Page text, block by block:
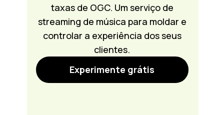
taxas de OGC. Um serviço de
streaming de música para moldar e
controlar a experiência dos seus
clientes.
Experimente grátis